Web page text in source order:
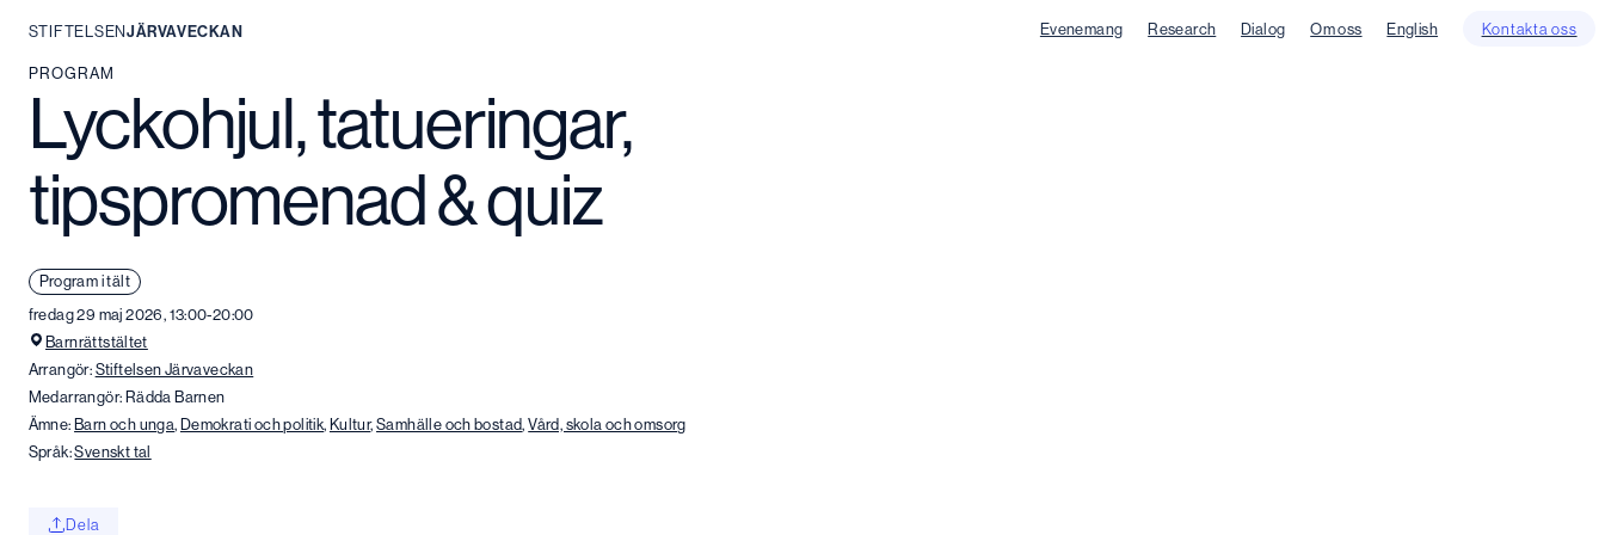
Hoppa
innehåll
STIFTELSENJÄRVAVECKAN Evenemang Research Dialog Om oss English Kontakta oss
PROGRAM
Lyckohjul, tatueringar,
tipspromenad & quiz
Program i tält
fredag 29 maj 2026, 13:00-20:00
Barnrättstältet
Arrangör:Stiftelsen Järvaveckan
Medarrangör: Rädda Barnen
Ämne:Barn och unga,Demokrati och politik,Kultur,Samhälle och bostad,Vård, skola och omsorg
Språk:Svenskt tal
Dela